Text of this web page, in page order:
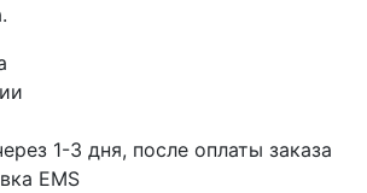
1-3 дня, после оплаты заказа
EMS